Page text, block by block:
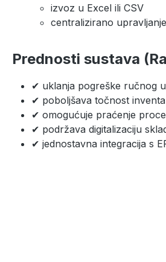
izvoz u Excel ili CSV
centralizirano
Prednosti sustava
✔ uklanja pogreške ručnog
✔ poboljšava točnost
✔ omogućuje praćenje
✔ podržava digitalizaciju
✔ jednostavna integracija s